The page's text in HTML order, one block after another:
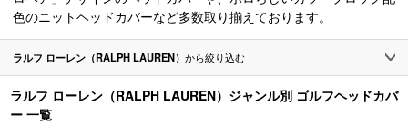
色のニットヘッドカバーなど多数取り揃えております。
ラルフ ローレン（RALPH LAUREN） から絞り込む
ラルフ ローレン（RALPH LAUREN）ジャンル別 ゴルフヘッドカバ
ー 一覧